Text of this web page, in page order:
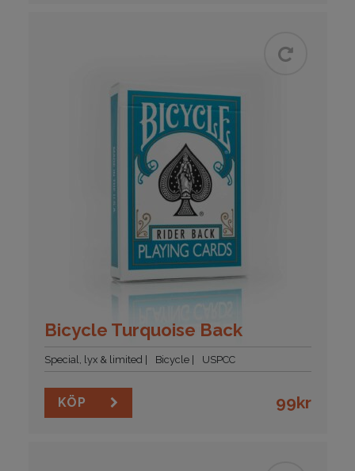
Bicycle Turquoise Back
Special, lyx & limited Bicycle USPCC
KÖP 99kr